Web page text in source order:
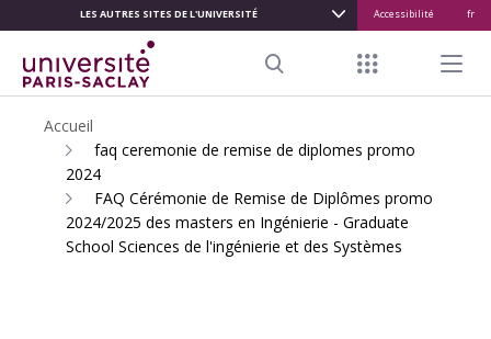
CONTENU
PRINCIPAL
LES AUTRES SITES DE L'UNIVERSITÉ Accessibilité fr
Menu Menu
Accueil
faq ceremonie de remise de diplomes promo
2024
FAQ Cérémonie de Remise de Diplômes promo
2024/2025 des masters en Ingénierie - Graduate
School Sciences de l'ingénierie et des Systèmes